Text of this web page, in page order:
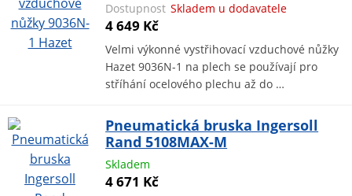
Dostupnost Skladem u dodavatele
4 649 Kč
Velmi výkonné vystřihovací vzduchové nůžky
Hazet 9036N-1 na plech se používají pro
stříhání ocelového plechu až do …
Pneumatická bruska Ingersoll
Rand 5108MAX-M
Skladem
4 671 Kč